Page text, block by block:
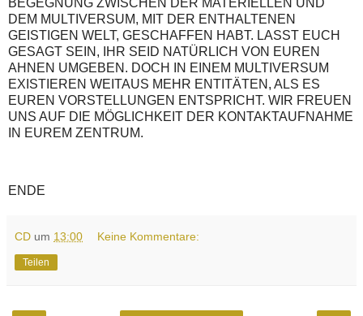
DEM MULTIVERSUM, MIT DER ENTHALTENEN
GEISTIGEN WELT, GESCHAFFEN HABT. LASST EUCH
GESAGT SEIN, IHR SEID NATÜRLICH VON EUREN
AHNEN UMGEBEN. DOCH IN EINEM MULTIVERSUM
EXISTIEREN WEITAUS MEHR ENTITÄTEN, ALS ES
EUREN VORSTELLUNGEN ENTSPRICHT. WIR FREUEN
UNS AUF DIE MÖGLICHKEIT DER KONTAKTAUFNAHME
IN EUREM ZENTRUM.
ENDE
CD um 13:00 Keine Kommentare:
Teilen